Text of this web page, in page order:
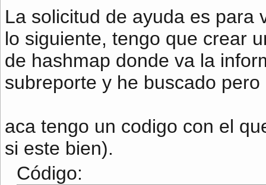
La solicitud de ayuda es para
lo siguiente, tengo que crear
de hashmap donde va la
subreporte y he buscado
aca tengo un codigo con el
si este bien).
Código: